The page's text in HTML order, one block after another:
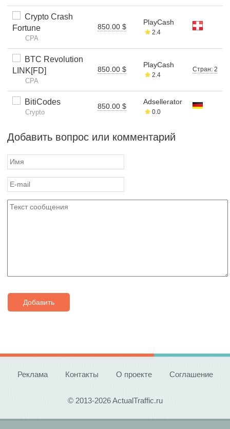
Crypto Crash
Fortune
CPA
850.00 $
PlayCash
2.4
BTC Revolution
LINK[FD]
CPA
850.00 $
PlayCash
2.4
Стран: 2
BitiCodes
Crypto
850.00 $
Adsellerator
0.0
Добавить вопрос или комментарий
Добавить
Реклама Контакты О проекте Соглашение
© 2013-2026 ActualTraffic.ru